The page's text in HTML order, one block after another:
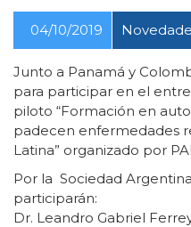
04/10/2019
Junto a Panamá y
para participar en el
piloto “Formación en
padecen enfermedades
Latina” organizado por
Por la Sociedad
participarán:
Dr. Leandro Gabriel